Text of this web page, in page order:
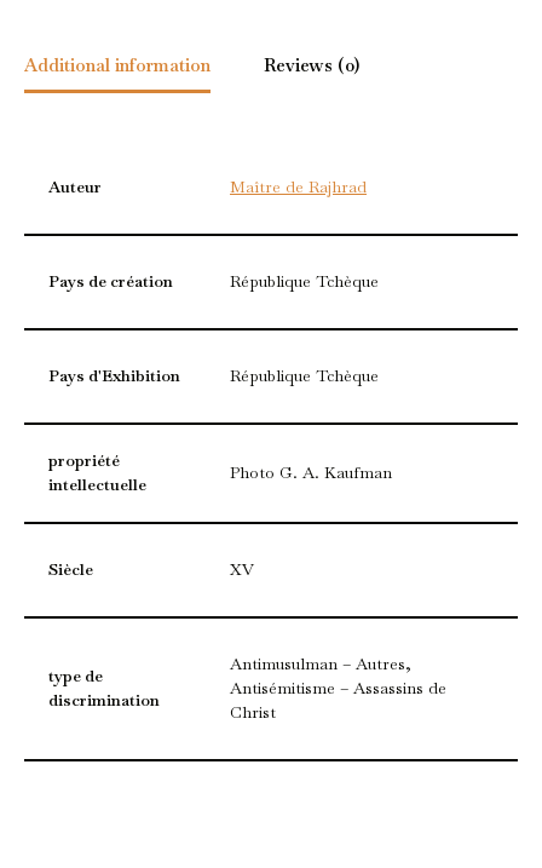
Additional information Reviews (0)
Auteur Maître de Rajhrad
Pays de création République Tchèque
Pays d'Exhibition République Tchèque
propriété
intellectuelle
Photo G. A. Kaufman
Siècle XV
type de
discrimination
Antimusulman – Autres,
Antisémitisme – Assassins de
Christ